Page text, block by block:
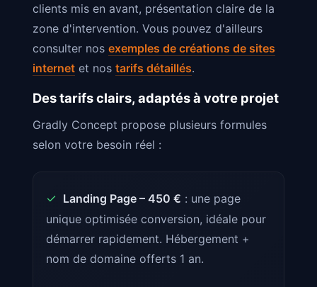
clients mis en avant, présentation claire de la
zone d'intervention. Vous pouvez d'ailleurs
consulter nos exemples de créations de sites
internet et nos tarifs détaillés.
Des tarifs clairs, adaptés à votre projet
Gradly Concept propose plusieurs formules
selon votre besoin réel :
✓ Landing Page – 450 € : une page
unique optimisée conversion, idéale pour
démarrer rapidement. Hébergement +
nom de domaine offerts 1 an.